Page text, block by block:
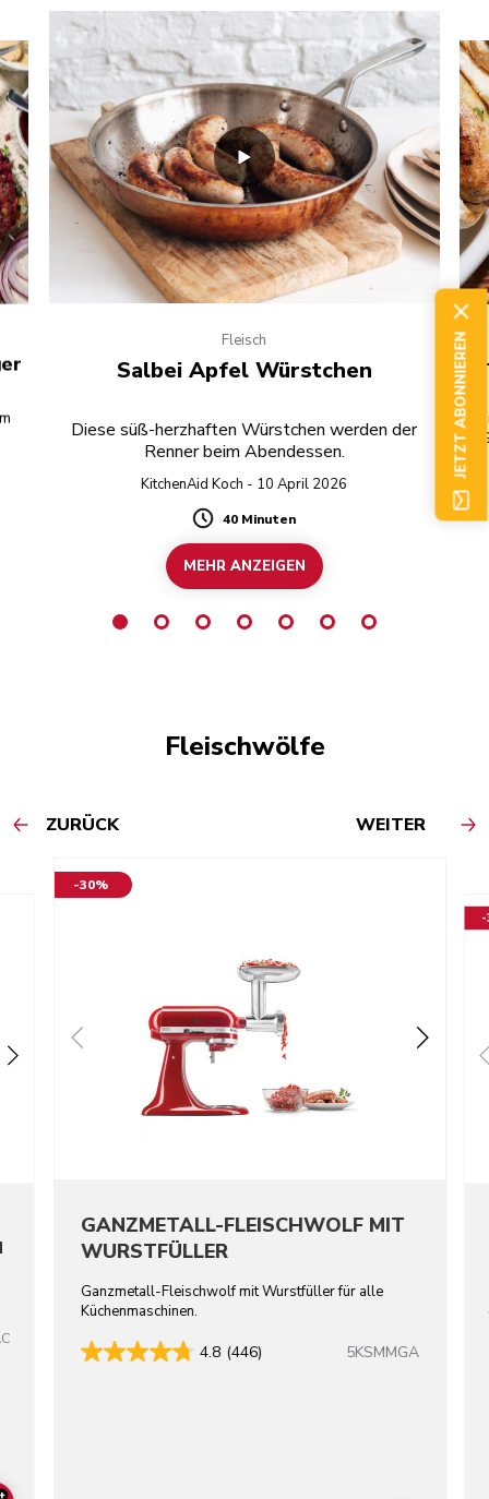
Fleisch
Salbei Apfel Würstchen
Diese süß-herzhaften Würstchen werden der
Renner beim Abendessen.
KitchenAid Koch - 10 April 2026
Duration
40 Minuten
MEHR ANZEIGEN
Fleischwölfe
ZURÜCK WEITER
-30%
GANZMETALL-FLEISCHWOLF MIT
WURSTFÜLLER
Ganzmetall-Fleischwolf mit Wurstfüller für alle
Küchenmaschinen.
4.8 (446) 5KSMMGA
-
JETZT ABONNIEREN